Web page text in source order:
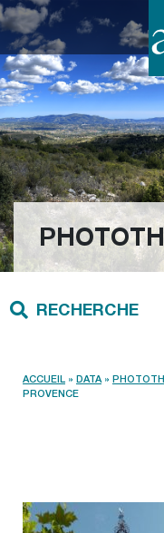
Aller
au
contenu
AGAM
RECHERCHE
ACCUEIL » DATA»
PROVENCE